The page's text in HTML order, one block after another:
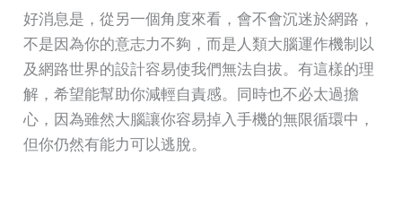
好消息是，從另一個角度來看，會不會沉迷於網路，
不是因為你的意志力不夠，而是人類大腦運作機制以
及網路世界的設計容易使我們無法自拔。有這樣的理
解，希望能幫助你減輕自責感。同時也不必太過擔
心，因為雖然大腦讓你容易掉入手機的無限循環中，
但你仍然有能力可以逃脫。